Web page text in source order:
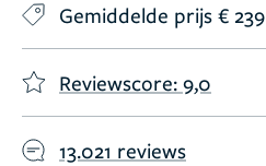
Gemiddelde prijs € 239
Reviewscore: 9,0
13.021 reviews